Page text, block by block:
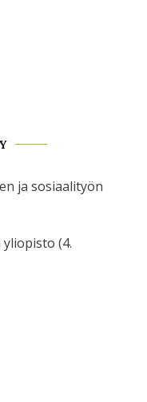
ja sosiaalityön
(4.